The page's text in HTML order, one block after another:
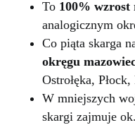
To 100%
analogicznym
Co piąta skarga
okręgu
Ostrołęka,
W mniejszych
skargi zajmuje ok.